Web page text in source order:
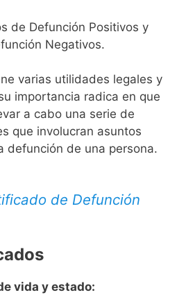
de Defunción Positivos y
Negativos.
varias utilidades legales y
importancia radica en que
a cabo una serie de
que involucran asuntos
defunción de una persona.
de Defunción
vida y estado: